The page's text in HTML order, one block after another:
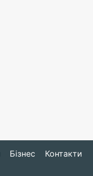
Бізнес Контакти